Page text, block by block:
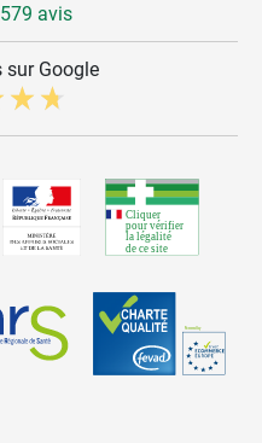
avis
sur Google